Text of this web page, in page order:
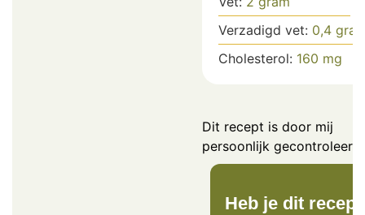
Verzadigd vet: 0,4
Cholesterol: 160 mg
Dit recept is door mij
persoonlijk gecontroleerd.
Heb je dit recept